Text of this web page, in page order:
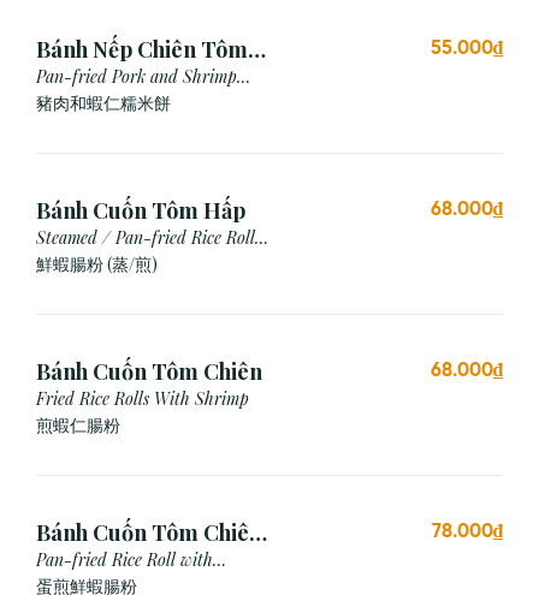
Bánh Nếp Chiên Tôm
Thịt (3 Cái)
Pan-fried Pork and Shrimp
Glutinous Rice Cake
豬肉和蝦仁糯米餅
55.000₫
Bánh Cuốn Tôm Hấp
Steamed / Pan-fried Rice Roll
with Shrimp
鮮蝦腸粉 (蒸/煎)
68.000₫
Bánh Cuốn Tôm Chiên
Fried Rice Rolls With Shrimp
煎蝦仁腸粉
68.000₫
Bánh Cuốn Tôm Chiên
Trứng
Pan-fried Rice Roll with
Shrimp & Egg
蛋煎鮮蝦腸粉
78.000₫